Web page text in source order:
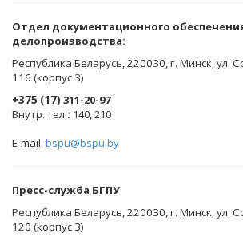
Oтдел документационного
делопроизводства:
Республика Беларусь, 220030, г. Минск, ул.
116 (корпус 3)
+375 (17) 311-20-97
Внутр. тел.: 140, 210
E-mail: bspu@bspu.by
Пресс-служба БГПУ
Республика Беларусь, 220030, г. Минск, ул.
120 (корпус 3)